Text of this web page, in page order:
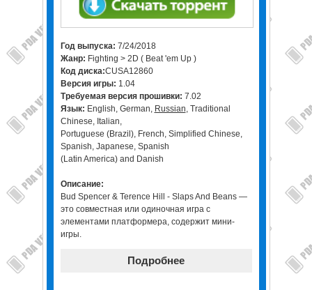
Год выпуска: 7/24/2018
Жанр: Fighting > 2D ( Beat 'em Up )
Код диска:CUSA12860
Версия игры: 1.04
Требуемая версия прошивки: 7.02
Язык: English, German, Russian, Traditional
Chinese, Italian,
Portuguese (Brazil), French, Simplified Chinese,
Spanish, Japanese, Spanish
(Latin America) and Danish
Описание:
Bud Spencer & Terence Hill - Slaps And Beans —
это совместная или одиночная игра с
элементами платформера, содержит мини-
игры.
Подробнее